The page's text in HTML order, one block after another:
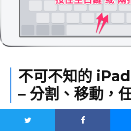
不可不知的
– 分割、移動，
上面介紹的是隱藏在鍵盤裡